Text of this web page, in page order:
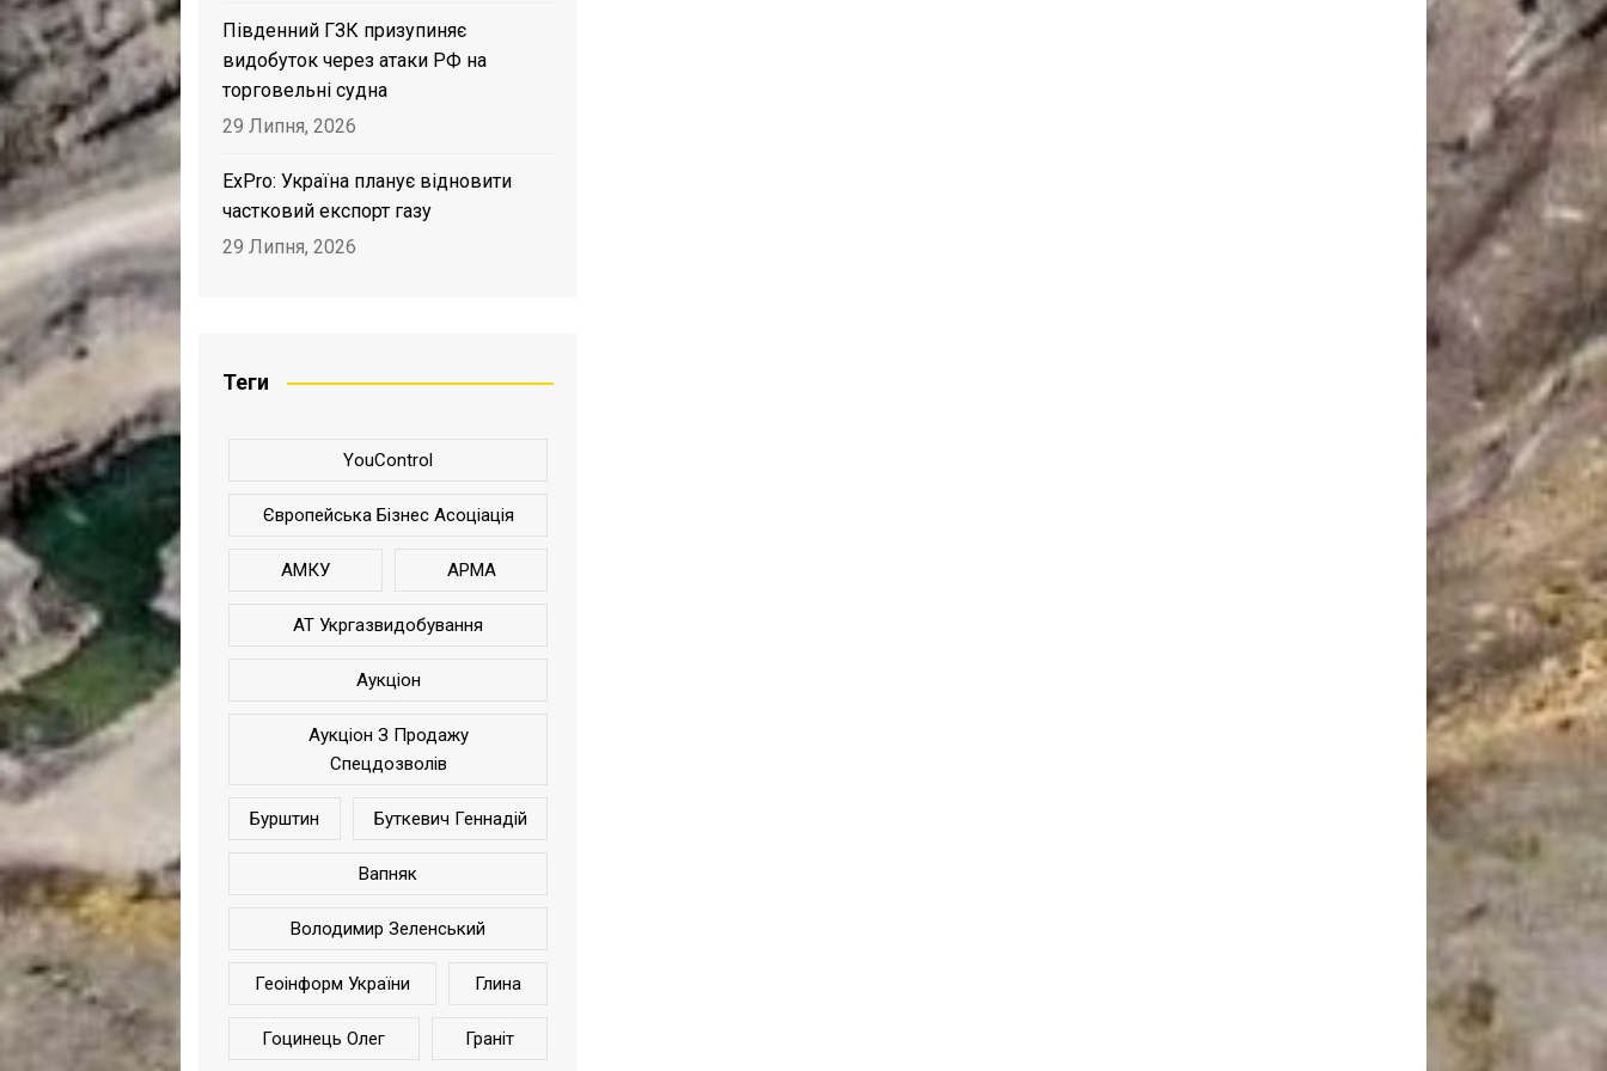
Південний ГЗК призупиняє
видобуток через атаки РФ на
торговельні судна
29 Липня, 2026
ExPro: Україна планує відновити
частковий експорт газу
29 Липня, 2026
Теги
YouControl
Європейська Бізнес Асоціація
АМКУ АРМА
АТ Укргазвидобування
Аукціон
Аукціон З Продажу
Спецдозволів
Бурштин Буткевич Геннадій
Вапняк
Володимир Зеленський
Геоінформ України Глина
Гоцинець Олег Граніт